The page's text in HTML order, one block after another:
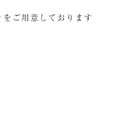
ご用意しております